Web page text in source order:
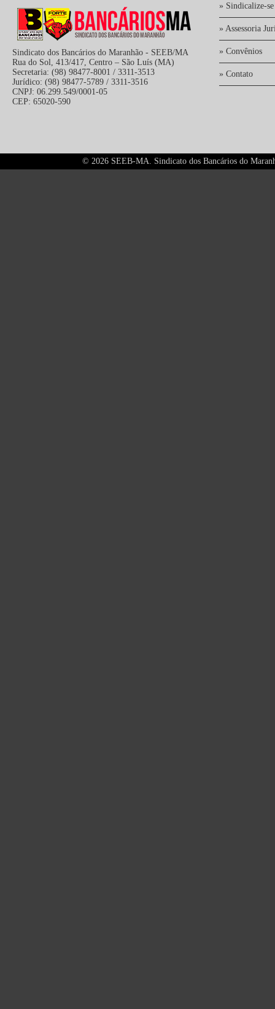
Sindicato dos Bancários do Maranhão - SEEB/MA
Rua do Sol, 413/417, Centro – São Luís (MA)
Secretaria: (98) 98477-8001 / 3311-3513
Jurídico: (98) 98477-5789 / 3311-3516
CNPJ: 06.299.549/0001-05
CEP: 65020-590
» Sindicalize-se
» Assessoria
» Convênios
» Contato
© 2026 SEEB-MA. Sindicato dos Bancários do